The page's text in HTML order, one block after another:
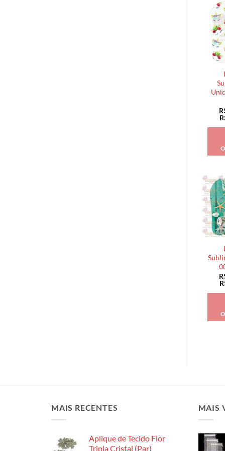
MAIS RECENTES
Aplique de Tecido Flor
Tripla Cristal (Par)
MAIS